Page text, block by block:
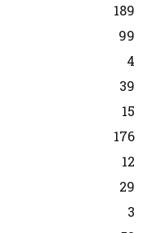
189
99
4
39
15
176
12
29
3